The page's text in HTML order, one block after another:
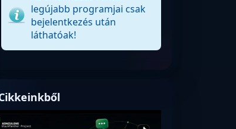
legújabb programjai csak
bejelentkezés után
láthatóak!